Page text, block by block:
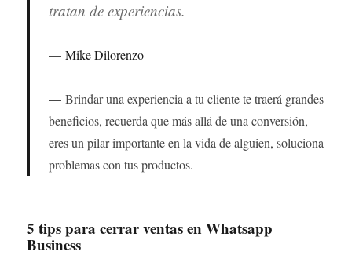
tratan de experiencias.
Mike Dilorenzo
Brindar una experiencia a tu cliente te traerá grandes
beneficios, recuerda que más allá de una conversión,
eres un pilar importante en la vida de alguien, soluciona
problemas con tus productos.
5 tips para cerrar ventas en Whatsapp
Business